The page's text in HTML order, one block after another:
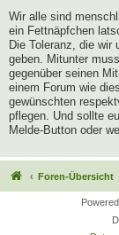
Wir alle sind
ein Fettnäpfchen
Die Toleranz, die
geben. Mitunter
gegenüber seinen
einem Forum wie
gewünschten
pflegen. Und sollte
Melde-Button oder
Foren-Übersicht